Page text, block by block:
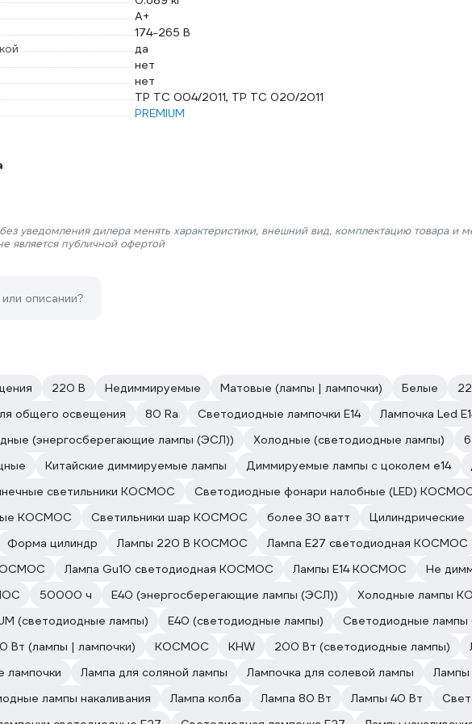
A+
174-265 В
да
нет
нет
ТР ТС 004/2011, ТР ТС 020/2011
PREMIUM
уведомления дилера менять характеристики, внешний вид, комплектацию товара и
является публичной офертой
описании?
220 В Недиммируемые Матовые (лампы | лампочки) Белые
общего освещения 80 Ra Светодиодные лампочки E14
Лампочка Led
(энергосберегающие лампы (ЭСЛ)) Холодные (светодиодные лампы)
Китайские диммируемые лампы Диммируемые лампы с цоколем e14
светильники КОСМОС
Светодиодные фонари налобные (LED)
КОСМОС
Светильники шар КОСМОС более 30 ватт
Цилиндрические
Форма цилиндр Лампы 220 В КОСМОС
Лампа E27 светодиодная КОСМОС
Лампа Gu10 светодиодная КОСМОС Лампы E14 КОСМОС
Не
50000 ч E40 (энергосберегающие лампы (ЭСЛ))
Холодные лампы
(светодиодные лампы) E40 (светодиодные лампы)
Светодиодные
Вт (лампы | лампочки) КОСМОС KHW 200 Вт (светодиодные лампы)
лампочки Лампа для соляной лампы Лампочка для солевой лампы
Лампы
лампы накаливания Лампа колба Лампа 80 Вт Лампы 40 Вт